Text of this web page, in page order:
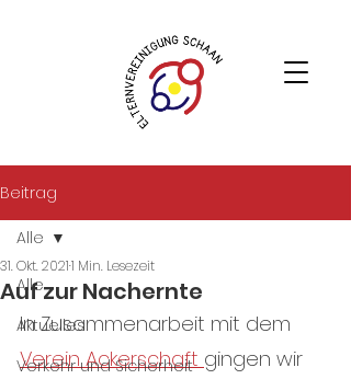
Beitrag
Alle
Aktuelles
Verkehr und Sicherheit
Alle
Auf zur Nachernte
31. Okt. 20211 Min. Lesezeit
In Zusammenarbeit mit dem
Verein Ackerschaft gingen wir